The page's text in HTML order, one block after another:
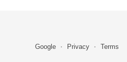
Google Privacy Terms